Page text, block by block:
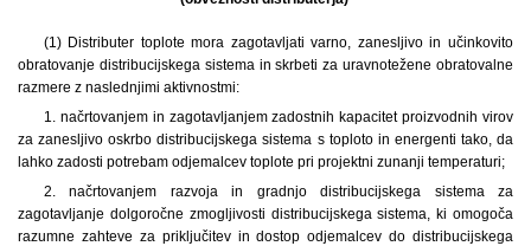
(1) Distributer toplote mora zagotavljati varno, zanesljivo in učinkovito
obratovanje distribucijskega sistema in skrbeti za uravnotežene obratovalne
razmere z naslednjimi aktivnostmi:
1. načrtovanjem in zagotavljanjem zadostnih kapacitet proizvodnih virov
za zanesljivo oskrbo distribucijskega sistema s toploto in energenti tako, da
lahko zadosti potrebam odjemalcev toplote pri projektni zunanji temperaturi;
2. načrtovanjem razvoja in gradnjo distribucijskega sistema za
zagotavljanje dolgoročne zmogljivosti distribucijskega sistema, ki omogoča
razumne zahteve za priključitev in dostop odjemalcev do distribucijskega